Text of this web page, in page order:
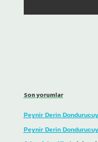
Son yorumlar
Peynir Derin
Peynir Derin